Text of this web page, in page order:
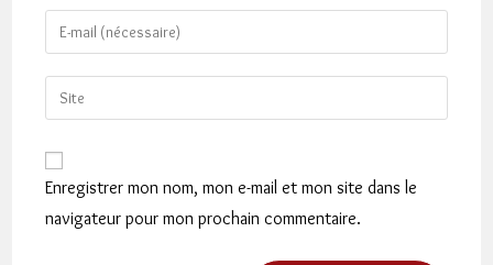
name
comment
Enter
your
email
address
comment
Saisir
l’URL
votre
site
(facultatif)
Enregistrer mon nom, mon e-mail et mon site dans le
navigateur pour mon prochain commentaire.